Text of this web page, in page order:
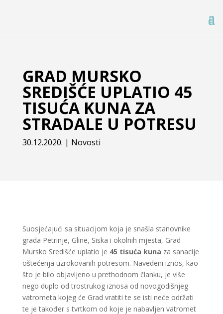
GRAD MURSKO
SREDIŠĆE UPLATIO 45
TISUĆA KUNA ZA
STRADALE U POTRESU
30.12.2020. | Novosti
Suosjećajući sa situacijom koja je snašla stanovnike
grada Petrinje, Gline, Siska i okolnih mjesta, Grad
Mursko Središće uplatio je 45 tisuća kuna za sanacije
oštećenja uzrokovanih potresom. Navedeni iznos, kao
što je bilo objavljeno u prethodnom članku, je više
nego duplo od trostrukog iznosa od novogodišnjeg
vatrometa kojeg će Grad vratiti te se isti neće održati
te je također s tvrtkom od koje je nabavljen vatromet